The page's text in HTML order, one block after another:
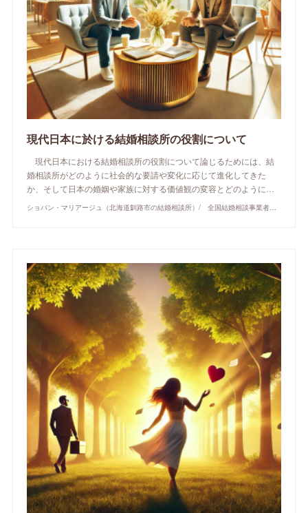
現代日本に於ける結婚相談所の役割について
現代日本における結婚相談所の役割について論じるためには、結
婚相談所がどのように社会的な要請や変化に応じて進化してきた
か、そして日本の婚姻や家族に対する価値観の変容とどのように…